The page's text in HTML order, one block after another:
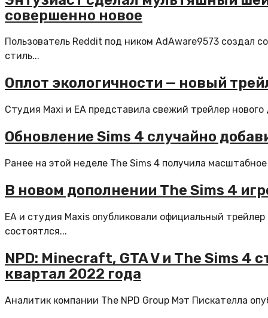
совершенно новое
Пользователь Reddit под ником AdAware9573 создал
стиль...
Оплот экологичности — новый
Студия Maxi и EA представила свежий трейлер
Обновление Sims 4 случайно
Ранее на этой неделе The Sims 4 получила
В новом дополнении The Sims 4
EA и студия Maxis опубликовали официальный
состоятлся...
NPD: Minecraft, GTA V и The Sims
квартал 2022 года
Аналитик компании The NPD Group Мэт Пискателла